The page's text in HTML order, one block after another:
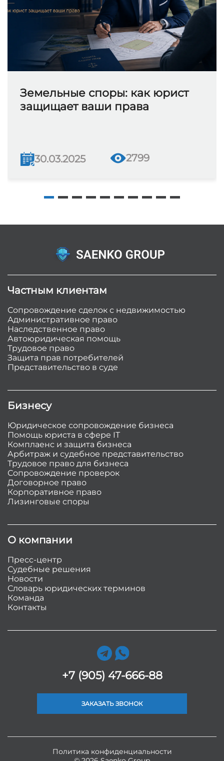
Земельные споры: как юрист
защищает ваши права
30.03.2025 2799
Частным клиентам
Сопровождение сделок с недвижимостью
Административное право
Наследственное право
Автоюридическая помощь
Трудовое право
Защита прав потребителей
Представительство в суде
Бизнесу
Юридическое сопровождение бизнеса
Помощь юриста в сфере IT
Комплаенс и защита бизнеса
Арбитраж и судебное представительство
Трудовое право для бизнеса
Сопровождение проверок
Договорное право
Корпоративное право
Лизинговые споры
О компании
Пресс-центр
Судебные решения
Новости
Словарь юридических терминов
Команда
Контакты
+7 (905) 47-666-88
ЗАКАЗАТЬ ЗВОНОК
Политика конфиденциальности